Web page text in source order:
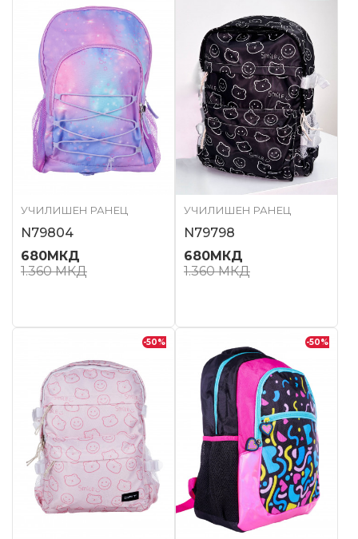
УЧИЛИШЕН РАНЕЦ
N79804
680МКД
1.360МКД
УЧИЛИШЕН РАНЕЦ
N79798
680МКД
1.360МКД
-50% -50%